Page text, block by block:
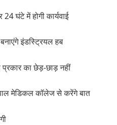
घंटे में होगी कार्यवाई
इंडस्ट्रियल हब
का छेड़-छाड़ नहीं
मेडिकल कॉलेज से करेंगे बात